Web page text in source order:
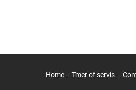
Home Tmer of servis